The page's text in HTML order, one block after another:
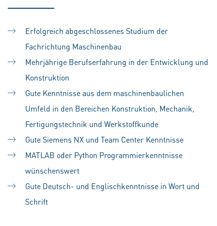
Erfolgreich abgeschlossenes Studium der
Fachrichtung Maschinenbau
Mehrjährige Berufserfahrung in der Entwicklung und
Konstruktion
Gute Kenntnisse aus dem maschinenbaulichen
Umfeld in den Bereichen Konstruktion, Mechanik,
Fertigungstechnik und Werkstoffkunde
Gute Siemens NX und Team Center Kenntnisse
MATLAB oder Python Programmierkenntnisse
wünschenswert
Gute Deutsch- und Englischkenntnisse in Wort und
Schrift